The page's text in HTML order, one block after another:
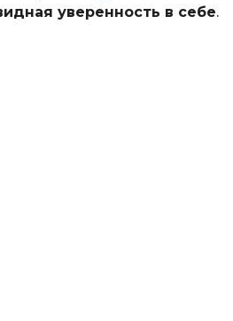
уверенность в себе.